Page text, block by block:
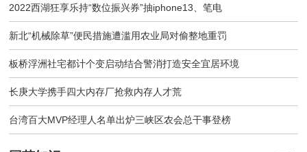
2022西湖狂享乐持“数位振兴券”抽iphone13、笔电
新北“机械除草”便民措施遭滥用农业局对偷整地重罚
板桥浮洲社宅都计个变启动结合警消打造安全宜居环境
长庚大学携手四大内存厂抢救内存人才荒
台湾百大MVP经理人名单出炉三峡区农会总干事登榜